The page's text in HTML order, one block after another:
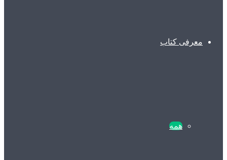
معرفی کتاب
همه